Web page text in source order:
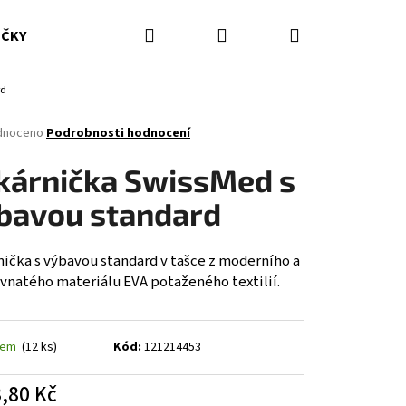
HASICÍ PŘÍSTROJE DOPLŇKY
Hledat PřihlášeníNákupní
Podrobnosti hodnocení
SwissMed s
standard
s výbavou standard v tašce z moderního a
materiálu EVA potaženého textilií.
(12 ks) Kód: 121214453
Kč